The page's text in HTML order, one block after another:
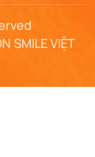
SMILE VIỆT